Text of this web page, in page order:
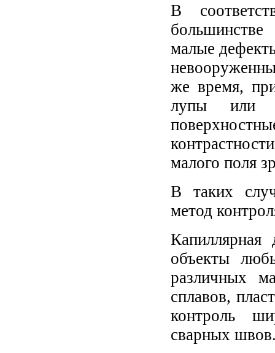
В
большинстве
малые
же время,
лупы или
малого поля
В таких
метод
Капиллярная
объекты
различных
сплавов,
контроль
сварных